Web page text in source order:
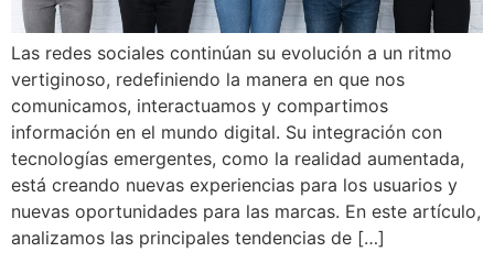
Las redes sociales continúan su evolución a un ritmo
vertiginoso, redefiniendo la manera en que nos
comunicamos, interactuamos y compartimos
información en el mundo digital. Su integración con
tecnologías emergentes, como la realidad aumentada,
está creando nuevas experiencias para los usuarios y
nuevas oportunidades para las marcas. En este artículo,
analizamos las principales tendencias de […]